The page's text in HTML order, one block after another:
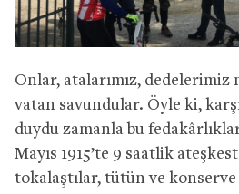
Onlar, atalarımız,
vatan savundular. Öyle ki,
duydu zamanla bu
Mayıs 1915’te 9 saatlik
tokalaştılar, tütün ve